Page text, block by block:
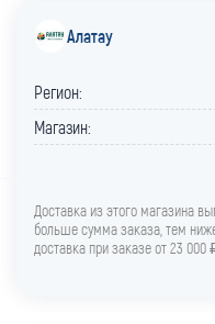
Алатау
Регион:
Магазин:
Доставка из этого магазина
больше сумма заказа, тем
доставка при заказе от 23 000